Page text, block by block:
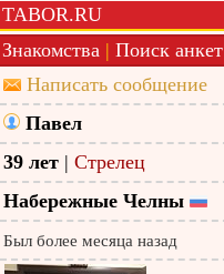
TABOR.RU
Знакомства | Поиск анкет
Написать сообщение
Павел
39 лет | Стрелец
Набережные Челны
Был более месяца назад